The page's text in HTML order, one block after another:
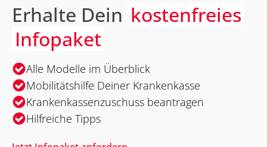
Erhalte Dein kostenfreies
Infopaket
Alle Modelle im Überblick
Mobilitätshilfe Deiner Krankenkasse
Krankenkassenzuschuss beantragen
Hilfreiche Tipps